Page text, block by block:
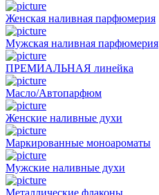
Женская наливная парфюмерия
Мужская наливная парфюмерия
ПРЕМИАЛЬНАЯ линейка
Масло/Автопарфюм
Женские наливные духи
Маркированные моноароматы
Мужские наливные духи
Металлические флаконы